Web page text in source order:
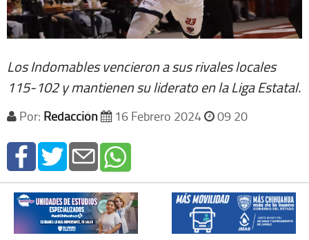
Los Indomables vencieron a sus rivales locales
115-102 y mantienen su liderato en la Liga Estatal.
Por: Redacción 16 Febrero 2024 09 20